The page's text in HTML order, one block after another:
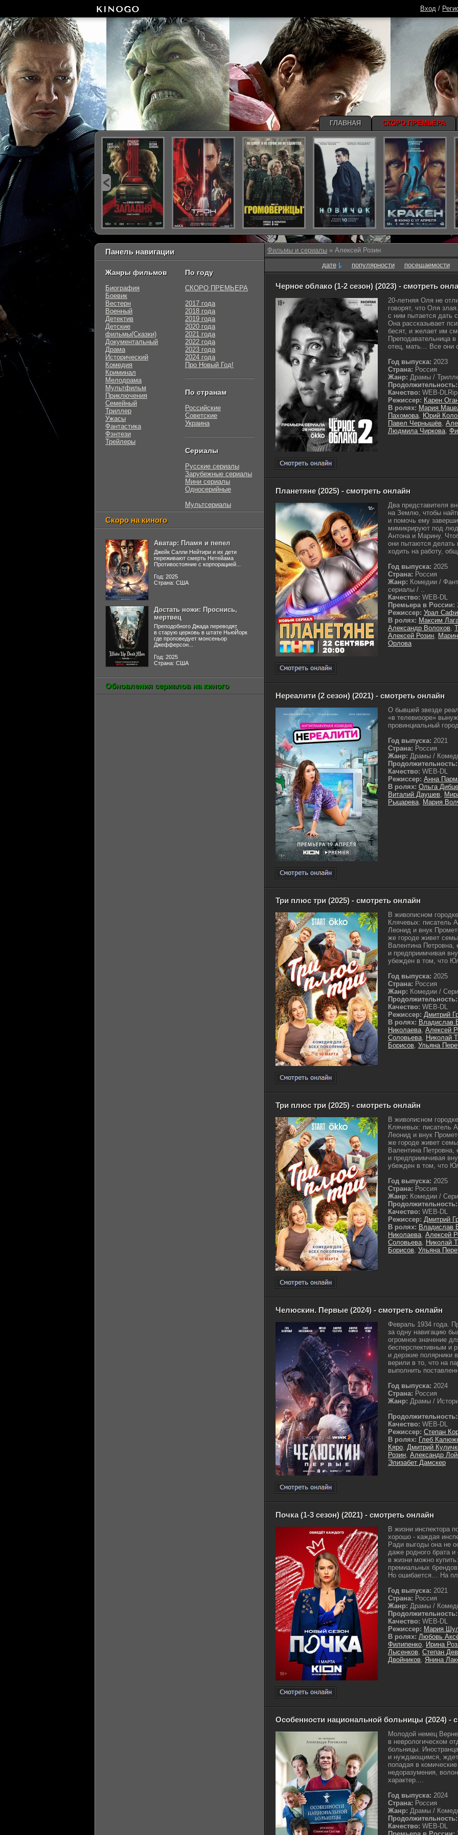
Фильмы и сериалы » Алексей Розин
дате
популярности посещаемости
Черное облако (1-2 сезон) (2023) - смотреть
20-летняя Оля не
говорят, что Оля
с ним пытается дать
Она рассказывает
бесят, и желает им
Преподавательница
отец, мать… Все они
Год выпуска: 2023
Страна: Россия
Жанр: Драмы /
Продолжительность:
Качество: WEB-DLRip
Режиссер: Карен
В ролях: Мария
Пахомова, Юрий
Павел Чернышёв,
Людмила Чиркова,
Планетяне (2025) - смотреть онлайн
Два представителя
на Землю, чтобы
и помочь ему
мимикрируют под
Антона и Марину.
они пытаются
ходить на работу,
Год выпуска: 2025
Страна: Россия
Жанр: Комедии /
сериалы / ..
Качество: WEB-DL
Премьера в России:
Режиссер: Урал
В ролях: Максим
Александр Волохов,
Алексей Розин,
Орлова
Нереалити (2 сезон) (2021) - смотреть онлайн
О бывшей звезде
«в телевизоре»
провинциальный
Год выпуска: 2021
Страна: Россия
Жанр: Драмы /
Продолжительность:
Качество: WEB-DL
Режиссер: Анна
В ролях: Ольга
Виталий Даушев,
Рыцарева, Мария
Три плюс три (2025) - смотреть онлайн
В живописном
Клячевых: писатель
Леонид и внук
же городе живет
Валентина Петровна,
и предприимчивая
убежден в том, что
Год выпуска: 2025
Страна: Россия
Жанр: Комедии /
Продолжительность:
Качество: WEB-DL
Режиссер: Дмитрий
В ролях: Владислав
Николаева, Алексей
Соловьева, Николай
Борисов, Ульяна
Три плюс три (2025) - смотреть онлайн
В живописном
Клячевых: писатель
Леонид и внук
же городе живет
Валентина Петровна,
и предприимчивая
убежден в том, что
Год выпуска: 2025
Страна: Россия
Жанр: Комедии /
Продолжительность:
Качество: WEB-DL
Режиссер: Дмитрий
В ролях: Владислав
Николаева, Алексей
Соловьева, Николай
Борисов, Ульяна
Челюскин. Первые (2024) - смотреть онлайн
Февраль 1934 года.
за одну навигацию
огромное значение
бесперспективным и
и дерзкие полярники
верили в то, что на
выполнить
Год выпуска: 2024
Страна: Россия
Жанр: Драмы /
..
Продолжительность:
Качество: WEB-DL
Режиссер: Степан
В ролях: Глеб
Кяро, Дмитрий
Розин, Александр
Элизабет Дамскер
Почка (1-3 сезон) (2021) - смотреть онлайн
В жизни инспектора
хорошо - каждая
Ради выгоды она не
даже родного брата и
в жизни можно
премиальных
Но ошибается… На
Год выпуска: 2021
Страна: Россия
Жанр: Драмы /
Продолжительность:
Качество: WEB-DL
Режиссер: Мария
В ролях: Любовь
Филипенко, Ирина
Лысенков, Степан
Двойников, Янина
Особенности национальной больницы (2024) -
Молодой немец
в неврологическом
больницы.
и нуждающимся,
попадая в
недоразумения,
характер....
Год выпуска: 2024
Страна: Россия
Жанр: Драмы /
Продолжительность:
Качество: WEB-DL
Панель навигации
Жанры фильмов
Биография
Боевик
Вестерн
Военный
Детектив
Детские
фильмы(Сказки)
Документальный
Драма
Исторический
Комедия
Криминал
Мелодрама
Мультфильм
Приключения
Семейный
Триллер
Ужасы
Фантастика
Фэнтези
Трейлеры
По году
СКОРО ПРЕМЬЕРА
2017 года
2018 года
2019 года
2020 года
2021 года
2022 года
2023 года
2024 года
Про Новый Год!
По странам
Российские
Советские
Украина
Сериалы
Русские сериалы
Зарубежные сериалы
Мини сериалы
Односерийные
Мультсериалы
Скоро на киного
Аватар: Пламя и пепел
Джейк Салли Нейтири и их дети
переживают смерть Нетейама
Противостояние с корпорацией...
Год: 2025
Страна: США
Достать ножи: Проснись,
мертвец
Преподобного Джада переводят
в старую церковь в штате НьюЙорк
где проповедует монсеньор
Джефферсон...
Год: 2025
Страна: США
Обновления сериалов на киного
Вход /
ГЛАВНАЯ СКОРО ПРЕМЬЕРА